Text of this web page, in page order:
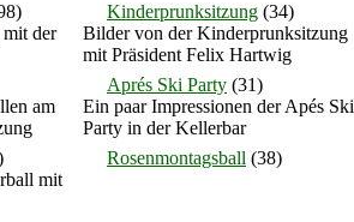
der
am
mit
Kinderprunksitzung (34)
Bilder von der Kinderprunksitzung
mit Präsident Felix Hartwig
Aprés Ski Party (31)
Ein paar Impressionen der Apés Ski
Party in der Kellerbar
Rosenmontagsball (38)